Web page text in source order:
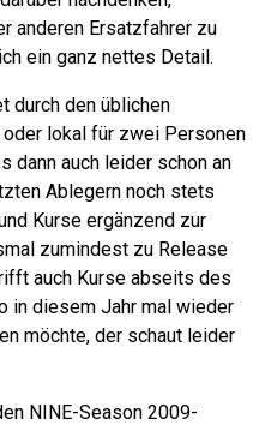
anderen Ersatzfahrer zu
ein ganz nettes Detail.
durch den üblichen
lokal für zwei Personen
dann auch leider schon an
Ablegern noch stets
Kurse ergänzend zur
zumindest zu Release
auch Kurse abseits des
in diesem Jahr mal wieder
möchte, der schaut leider
NINE-Season 2009-